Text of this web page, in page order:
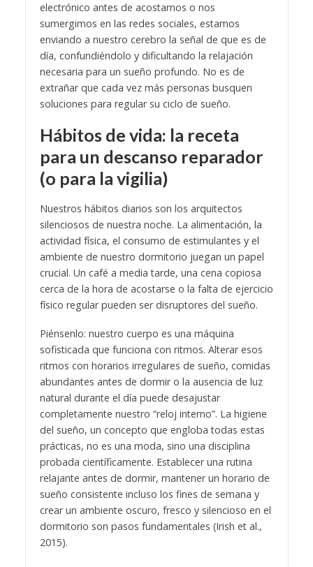
electrónico antes de acostarnos o nos
sumergimos en las redes sociales, estamos
enviando a nuestro cerebro la señal de que es de
día, confundiéndolo y dificultando la relajación
necesaria para un sueño profundo. No es de
extrañar que cada vez más personas busquen
soluciones para regular su ciclo de sueño.
Hábitos de vida: la receta
para un descanso reparador
(o para la vigilia)
Nuestros hábitos diarios son los arquitectos
silenciosos de nuestra noche. La alimentación, la
actividad física, el consumo de estimulantes y el
ambiente de nuestro dormitorio juegan un papel
crucial. Un café a media tarde, una cena copiosa
cerca de la hora de acostarse o la falta de ejercicio
físico regular pueden ser disruptores del sueño.
Piénsenlo: nuestro cuerpo es una máquina
sofisticada que funciona con ritmos. Alterar esos
ritmos con horarios irregulares de sueño, comidas
abundantes antes de dormir o la ausencia de luz
natural durante el día puede desajustar
completamente nuestro “reloj interno”. La higiene
del sueño, un concepto que engloba todas estas
prácticas, no es una moda, sino una disciplina
probada científicamente. Establecer una rutina
relajante antes de dormir, mantener un horario de
sueño consistente incluso los fines de semana y
crear un ambiente oscuro, fresco y silencioso en el
dormitorio son pasos fundamentales (Irish et al.,
2015).